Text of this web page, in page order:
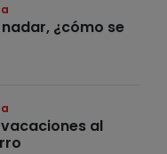
¿cómo se
al